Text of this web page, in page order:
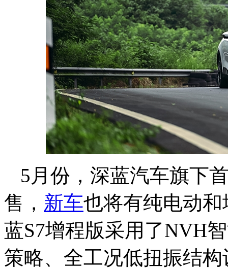
5月份，深蓝汽车旗下
售， 新车也将有纯电动
蓝S7增程版采用了NVH
策略、全工况低扭振结